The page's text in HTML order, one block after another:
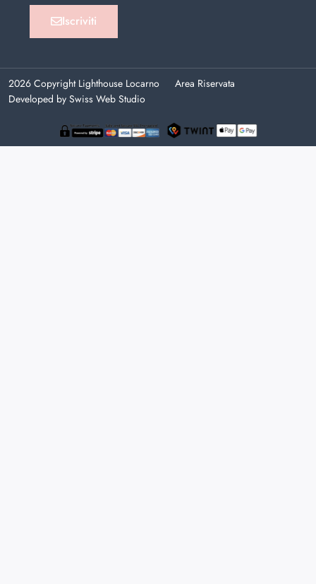
Iscriviti
2026 Copyright Lighthouse Locarno
Area Riservata
Developed by Swiss Web Studio